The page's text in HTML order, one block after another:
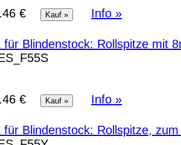
€ Info »
für Blindenstock: Rollspitze mit
€ Info »
für Blindenstock: Rollspitze,